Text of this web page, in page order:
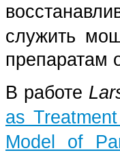
служить
препаратам
В работе
as
Model of